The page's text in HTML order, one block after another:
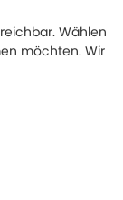
Wählen
möchten. Wir